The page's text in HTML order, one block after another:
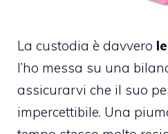
La custodia è davvero
l’ho messa su una
assicurarvi che il suo
impercettibile. Una